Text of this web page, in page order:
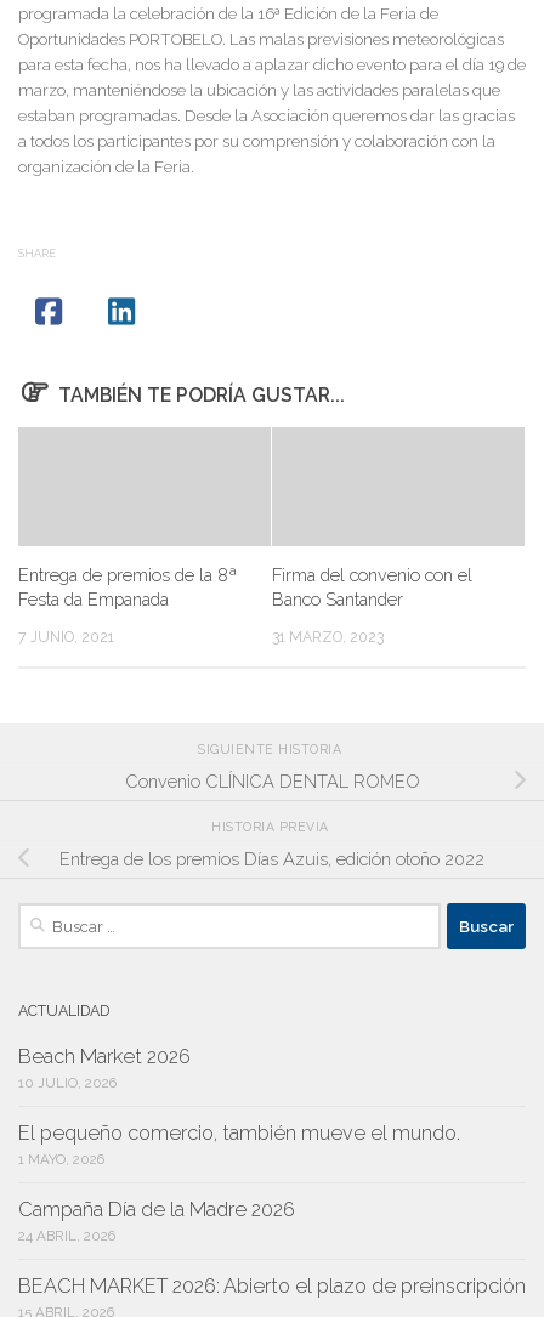
programada la celebración de la 16ª Edición de la Feria de
Oportunidades PORTOBELO. Las malas previsiones meteorológicas
para esta fecha, nos ha llevado a aplazar dicho evento para el día 19 de
marzo, manteniéndose la ubicación y las actividades paralelas que
estaban programadas. Desde la Asociación queremos dar las gracias
a todos los participantes por su comprensión y colaboración con la
organización de la Feria.
SHARE
TAMBIÉN TE PODRÍA GUSTAR...
Entrega de premios de la 8ª
Festa da Empanada
7 JUNIO, 2021
Firma del convenio con el
Banco Santander
31 MARZO, 2023
SIGUIENTE HISTORIA
Convenio CLÍNICA DENTAL ROMEO
HISTORIA PREVIA
Entrega de los premios Días Azuis, edición otoño 2022
Buscar:
ACTUALIDAD
Beach Market 2026
10 JULIO, 2026
El pequeño comercio, también mueve el mundo.
1 MAYO, 2026
Campaña Día de la Madre 2026
24 ABRIL, 2026
BEACH MARKET 2026: Abierto el plazo de preinscripción
15 ABRIL, 2026